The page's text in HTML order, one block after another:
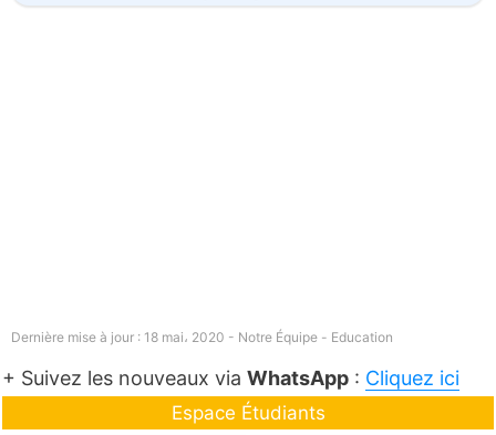
Dernière mise à jour : 18 mai، 2020 - Notre Équipe - Education
+ Suivez les nouveaux via WhatsApp : Cliquez ici
Espace Étudiants